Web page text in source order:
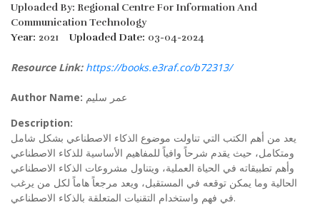
Uploaded By: Regional Centre For Information And
Communication Technology
Year: 2021 Uploaded Date: 03-04-2024
Resource Link: https://books.e3raf.co/b72313/
Author Name: عمر سليم
Description:
يعد من أهم الكتب التي تناولت موضوع الذكاء الاصطناعي بشكل شامل
ومتكامل، حيث يقدم شرحاً وافياً للمفاهيم الأساسية للذكاء الاصطناعي
وأهم تطبيقاته في الحياة العملية، ويتناول مشروعات الذكاء الاصطناعي
الحالية وما يمكن توقعه في المستقبل، ويعد مرجعاً هاماً لكل من يرغب
في فهم واستخدام التقنيات المتعلقة بالذكاء الاصطناعي.